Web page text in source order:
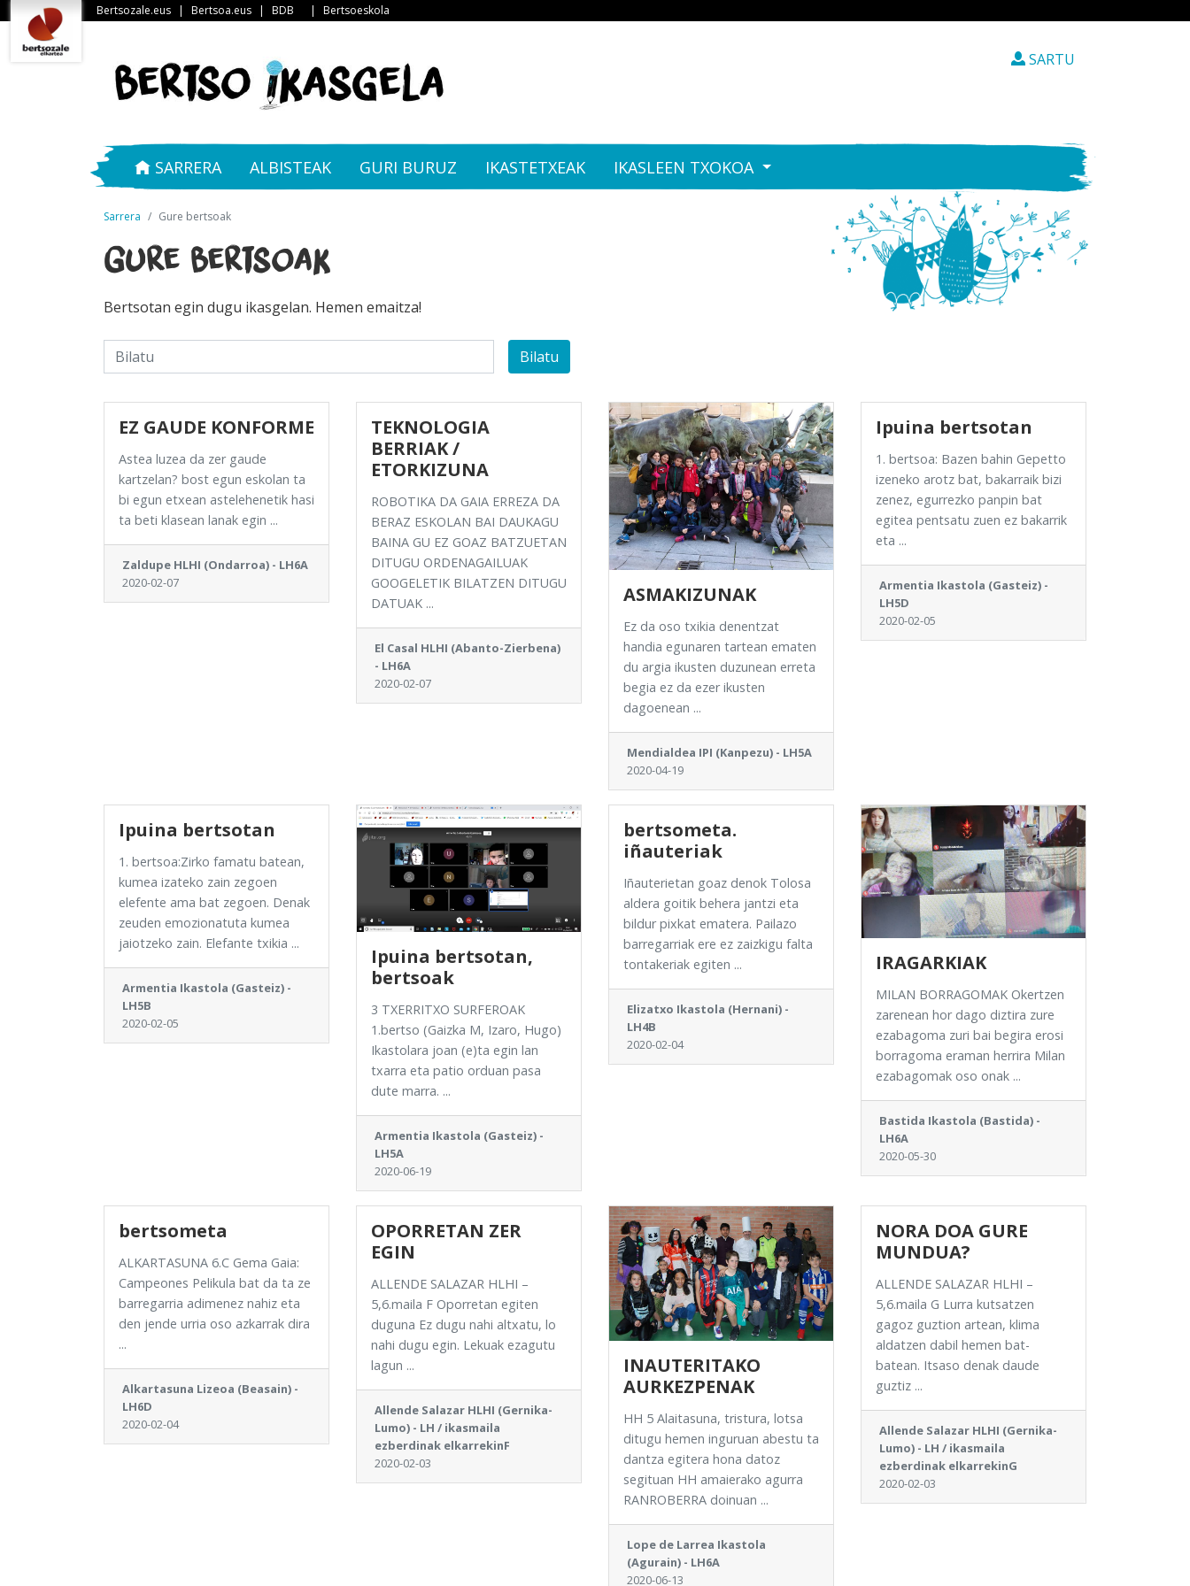
Bertsozale.eus | Bertsoa.eus | BDB | Bertsoeskola
SARTU
SARRERA ALBISTEAK GURI BURUZ IKASTETXEAK IKASLEEN TXOKOA
Sarrera Gure bertsoak
Gure bertsoak
Bertsotan egin dugu ikasgelan. Hemen emaitza!
Bilatu
EZ GAUDE KONFORME
Astea luzea da zer gaude
kartzelan? bost egun eskolan ta
bi egun etxean astelehenetik hasi
ta beti klasean lanak egin ...
Zaldupe HLHI (Ondarroa) - LH6A
2020-02-07
TEKNOLOGIA
BERRIAK /
ETORKIZUNA
ROBOTIKA DA GAIA ERREZA DA
BERAZ ESKOLAN BAI DAUKAGU
BAINA GU EZ GOAZ BATZUETAN
DITUGU ORDENAGAILUAK
GOOGELETIK BILATZEN DITUGU
DATUAK ...
El Casal HLHI (Abanto-Zierbena)
- LH6A
2020-02-07
ASMAKIZUNAK
Ez da oso txikia denentzat
handia egunaren tartean ematen
du argia ikusten duzunean erreta
begia ez da ezer ikusten
dagoenean ...
Mendialdea IPI (Kanpezu) - LH5A
2020-04-19
Ipuina bertsotan
1. bertsoa: Bazen bahin Gepetto
izeneko arotz bat, bakarraik bizi
zenez, egurrezko panpin bat
egitea pentsatu zuen ez bakarrik
eta ...
Armentia Ikastola (Gasteiz) -
LH5D
2020-02-05
Ipuina bertsotan
1. bertsoa:Zirko famatu batean,
kumea izateko zain zegoen
elefente ama bat zegoen. Denak
zeuden emozionatuta kumea
jaiotzeko zain. Elefante txikia ...
Armentia Ikastola (Gasteiz) -
LH5B
2020-02-05
Ipuina bertsotan,
bertsoak
3 TXERRITXO SURFEROAK
1.bertso (Gaizka M, Izaro, Hugo)
Ikastolara joan (e)ta egin lan
txarra eta patio orduan pasa
dute marra. ...
Armentia Ikastola (Gasteiz) -
LH5A
2020-06-19
bertsometa.
iñauteriak
Iñauterietan goaz denok Tolosa
aldera goitik behera jantzi eta
bildur pixkat ematera. Pailazo
barregarriak ere ez zaizkigu falta
tontakeriak egiten ...
Elizatxo Ikastola (Hernani) -
LH4B
2020-02-04
IRAGARKIAK
MILAN BORRAGOMAK Okertzen
zarenean hor dago diztira zure
ezabagoma zuri bai begira erosi
borragoma eraman herrira Milan
ezabagomak oso onak ...
Bastida Ikastola (Bastida) -
LH6A
2020-05-30
bertsometa
ALKARTASUNA 6.C Gema Gaia:
Campeones Pelikula bat da ta ze
barregarria adimenez nahiz eta
den jende urria oso azkarrak dira
...
Alkartasuna Lizeoa (Beasain) -
LH6D
2020-02-04
OPORRETAN ZER
EGIN
ALLENDE SALAZAR HLHI –
5,6.maila F Oporretan egiten
duguna Ez dugu nahi altxatu, lo
nahi dugu egin. Lekuak ezagutu
lagun ...
Allende Salazar HLHI (Gernika-
Lumo) - LH / ikasmaila
ezberdinak elkarrekinF
2020-02-03
INAUTERITAKO
AURKEZPENAK
HH 5 Alaitasuna, tristura, lotsa
ditugu hemen inguruan abestu ta
dantza egitera hona datoz
segituan HH amaierako agurra
RANROBERRA doinuan ...
Lope de Larrea Ikastola
(Agurain) - LH6A
2020-06-13
NORA DOA GURE
MUNDUA?
ALLENDE SALAZAR HLHI –
5,6.maila G Lurra kutsatzen
gagoz guztion artean, klima
aldatzen dabil hemen bat-
batean. Itsaso denak daude
guztiz ...
Allende Salazar HLHI (Gernika-
Lumo) - LH / ikasmaila
ezberdinak elkarrekinG
2020-02-03